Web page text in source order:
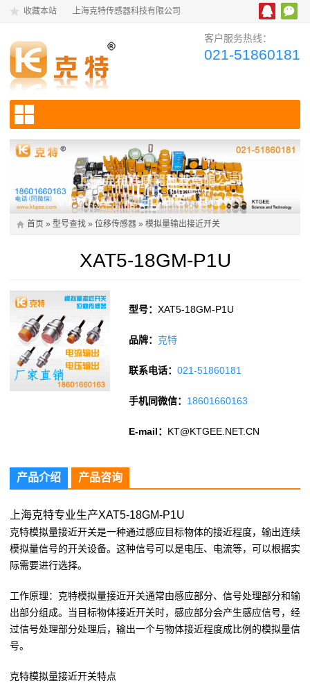
收藏本站 上海克特传感器科技有限公司
客户服务热线：
021-51860181
首页 » 型号查找 » 位移传感器 » 模拟量输出接近开关
XAT5-18GM-P1U
型号：XAT5-18GM-P1U
品牌： 克特
联系电话：021-51860181
手机同微信： 18601660163
E-mail： KT@KTGEE.NET.CN
产品介绍 产品咨询
上海克特专业生产XAT5-18GM-P1U
克特模拟量接近开关是一种通过感应目标物体的接近程度，输出连续
模拟量信号的开关设备。这种信号可以是电压、电流等，可以根据实
际需要进行选择。
工作原理：克特模拟量接近开关通常由感应部分、信号处理部分和输
出部分组成。当目标物体接近开关时，感应部分会产生感应信号，经
过信号处理部分处理后，输出一个与物体接近程度成比例的模拟量信
号。
克特模拟量接近开关特点